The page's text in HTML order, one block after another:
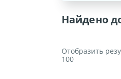
Найдено
Отобразить
100